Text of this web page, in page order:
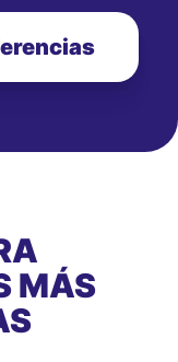
MÁS